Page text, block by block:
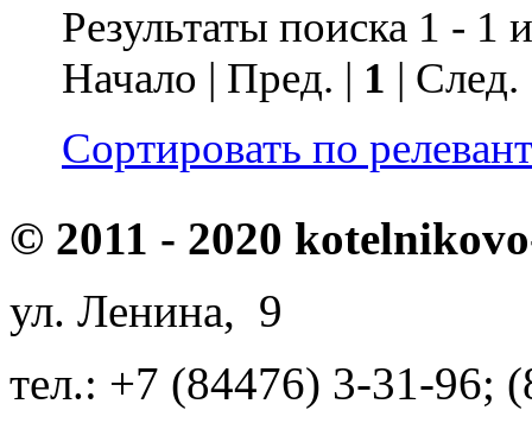
Результаты поиска 1 - 1
Начало | Пред. | 1 |
Сортировать по
© 2011 - 2020
ул. Ленина, 9
тел.: +7 (84476) 3-31-96;